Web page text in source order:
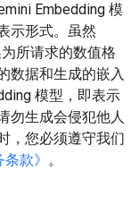
Embedding 模
示形式。虽然
所请求的数值格
数据和生成的嵌入
模型，即表示
勿生成会侵犯他人
，您必须遵守我们
款》 。